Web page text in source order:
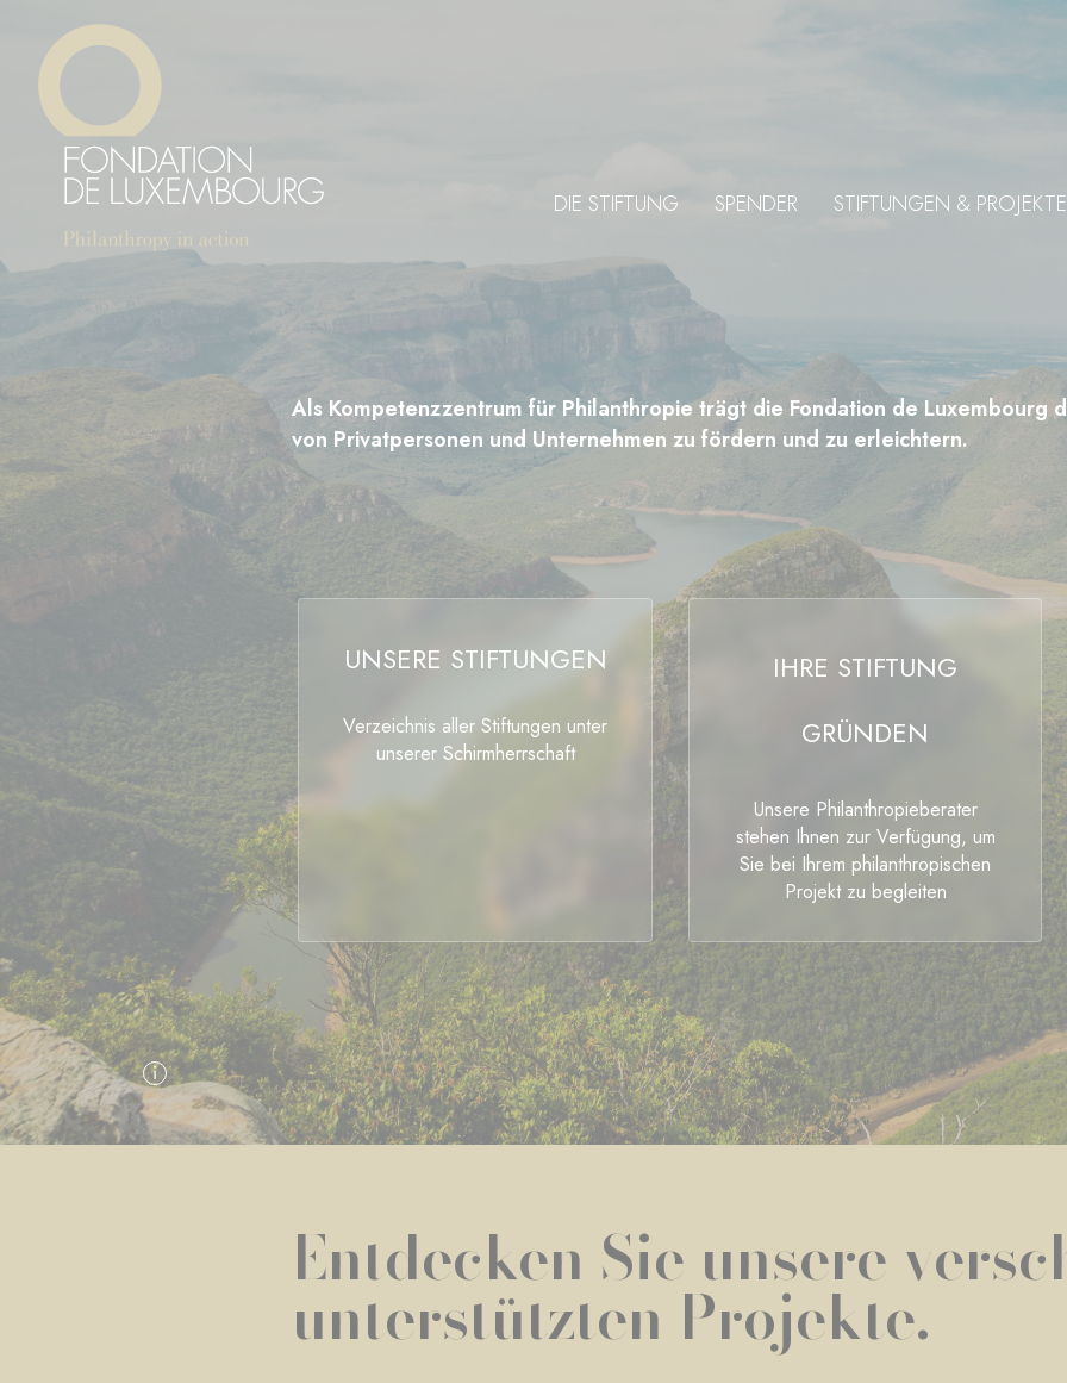
Inhalt
DIE STIFTUNG SPENDER STIFTUNGEN & PROJEKTE
Als Kompetenzzentrum für Philanthropie trägt die Fondation de Luxembourg
von Privatpersonen und Unternehmen zu fördern und zu erleichtern.
UNSERE STIFTUNGEN
Verzeichnis aller Stiftungen unter
unserer Schirmherrschaft
IHRE STIFTUNG
GRÜNDEN
Unsere Philanthropieberater
stehen Ihnen zur Verfügung, um
Sie bei Ihrem philanthropischen
Projekt zu begleiten
Entdecken Sie unsere
unterstützten Projekte.